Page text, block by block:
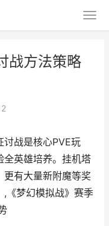
战方法策略
讨战是核心PVE玩
全英雄培养。挂机塔
更有大量新附魔等奖
《梦幻模拟战》赛季